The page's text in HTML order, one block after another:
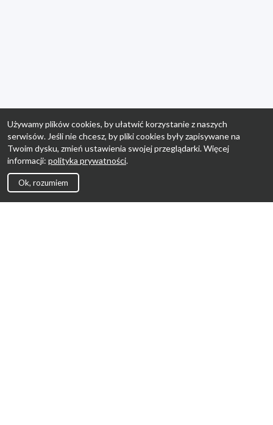
Używamy plików cookies, by ułatwić korzystanie z naszych
serwisów. Jeśli nie chcesz, by pliki cookies były zapisywane na
Twoim dysku, zmień ustawienia swojej przeglądarki. Więcej
informacji: polityka prywatności.
Ok, rozumiem